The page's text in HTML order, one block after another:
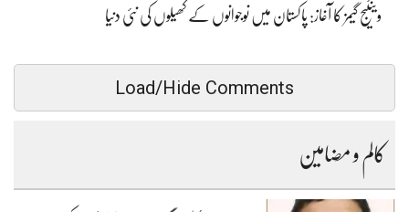
وینٹیج گیمز کا آغاز: پاکستان میں نوجوانوں کے کھیلوں کی نئی دنیا
Load/Hide Comments
کالم و مضامین